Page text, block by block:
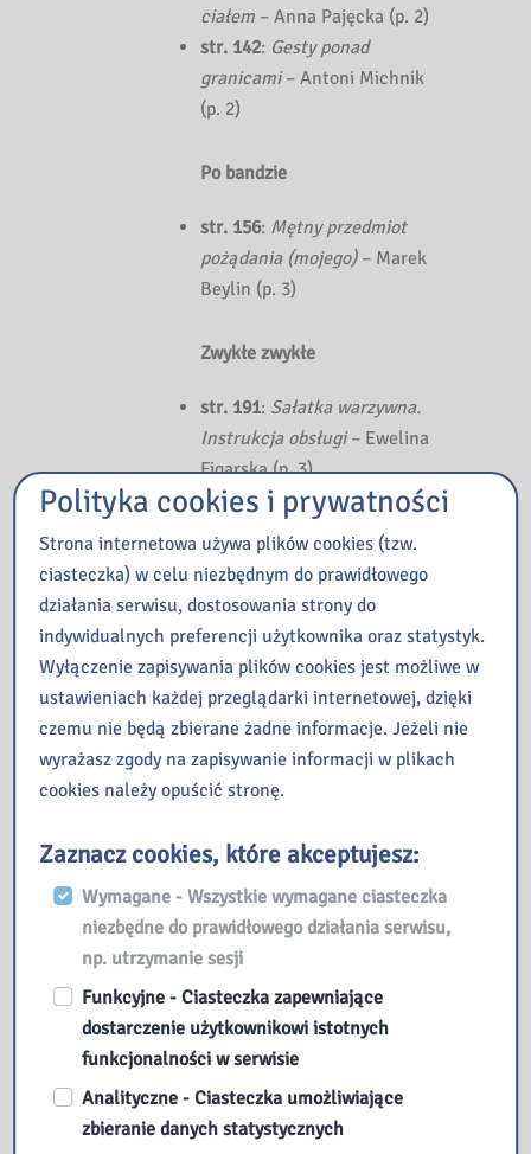
ciałem – Anna Pajęcka (p. 2)
str. 142: Gesty ponad
granicami– Antoni Michnik
(p. 2)
Po bandzie
str. 156: Mętny przedmiot
pożądania (mojego)– Marek
Beylin (p. 3)
Zwykłe zwykłe
str. 191: Sałatka warzywna.
Instrukcja obsługi– Ewelina
Figarska (p. 3)
str. 193 :Wszystko do
dyspozycji – Rozmowa z
Eweliną Figarską (p. 3)
Na styku
str. 200:Ból ręki– Olga
Maciupa (p. 3)
Patrz, piniata
wiadomości– Kornelia
Sobczak (p. 3)
str. 210:Czyli o czym?–
Katarzyna Niedurny (p. 3)
Fotorewolwer
str. 218:Płomyczek gniewu
– Ewa Hevelke (p. 3)
Polityka cookies i prywatności
Strona internetowa używa plików cookies (tzw.
ciasteczka) w celu niezbędnym do prawidłowego
działania serwisu, dostosowania strony do
indywidualnych preferencji użytkownika oraz statystyk.
Wyłączenie zapisywania plików cookies jest możliwe w
ustawieniach każdej przeglądarki internetowej, dzięki
czemu nie będą zbierane żadne informacje. Jeżeli nie
wyrażasz zgody na zapisywanie informacji w plikach
cookies należy opuścić stronę.
Zaznacz cookies, które akceptujesz:
Wymagane - Wszystkie wymagane ciasteczka
niezbędne do prawidłowego działania serwisu,
np. utrzymanie sesji
Funkcyjne - Ciasteczka zapewniające
dostarczenie użytkownikowi istotnych
funkcjonalności w serwisie
Analityczne - Ciasteczka umożliwiające
zbieranie danych statystycznych